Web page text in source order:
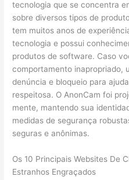
tecnologia que se concentra
sobre diversos tipos de
tem muitos anos de
tecnologia e possui
produtos de software. Caso
comportamento inapropriado,
denúncia e bloqueio para
respeitosa. O AnonCam foi
mente, mantendo sua
medidas de segurança
seguras e anônimas.
Os 10 Principais Websites De
Estranhos Engraçados